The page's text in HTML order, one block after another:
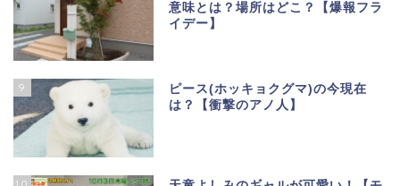
意味とは？場所はどこ？【爆報フラ
イデー】
9
ピース(ホッキョクグマ)の今現在
は？【衝撃のアノ人】